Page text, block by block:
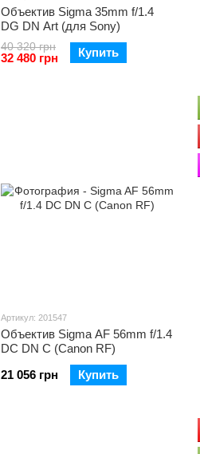
Объектив Sigma 35mm f/1.4
DG DN Art (для Sony)
40 320 грн
32 480 грн Купить
Артикул: 201547
Объектив Sigma AF 56mm f/1.4
DC DN C (Canon RF)
21 056 грн
Купить